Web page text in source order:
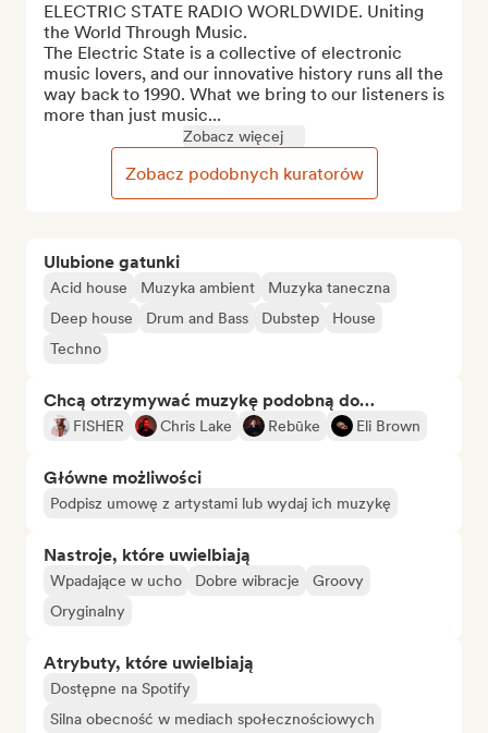
Ulubione gatunki
Acid house Muzyka ambient
Muzyka taneczna
Deep house
Drum and Bass Dubstep
House
Techno
Chcą otrzymywać muzykę podobną do…
FISHER Chris Lake Rebūke Eli Brown
Główne możliwości
Podpisz umowę z artystami lub wydaj ich muzykę
Nastroje, które uwielbiają
Wpadające w ucho Dobre wibracje
Groovy
Oryginalny
Atrybuty, które uwielbiają
Dostępne na Spotify
Silna obecność w mediach społecznościowych
ELECTRIC STATE RADIO WORLDWIDE. Uniting
the World Through Music.
The Electric State is a collective of electronic
music lovers, and our innovative history runs all the
way back to 1990. What we bring to our listeners is
more than just music...
Zobacz więcej
Zobacz podobnych kuratorów